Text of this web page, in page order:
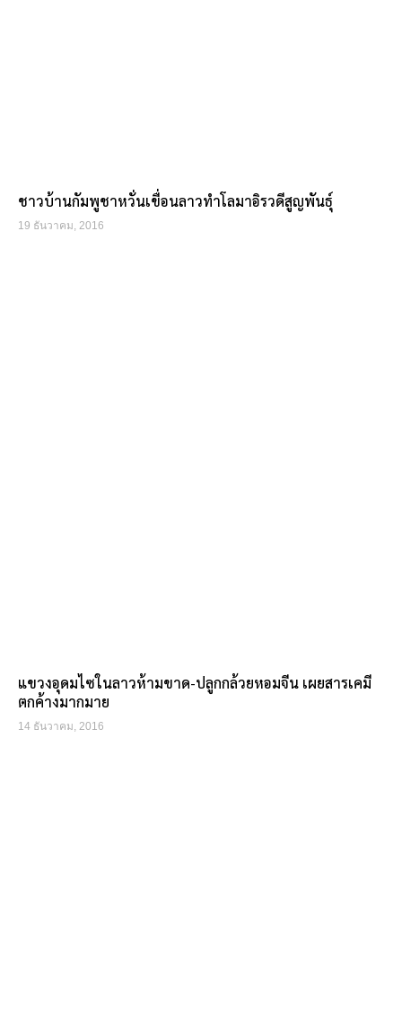
ชาวบ้านกัมพูชาหวั่นเขื่อนลาวทำโลมาอิรวดีสูญพันธุ์
19 ธันวาคม, 2016
แขวงอุดมไซในลาวห้ามขาด-ปลูกกล้วยหอมจีน เผยสารเคมี
ตกค้างมากมาย
14 ธันวาคม, 2016